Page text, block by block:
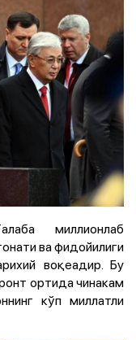
миллионлаб
ва фидойилиги
воқеадир. Бу
ортида чинакам
кўп миллатли